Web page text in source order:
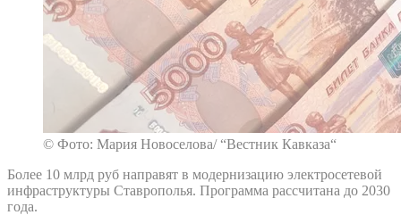
© Фото: Мария Новоселова/ “Вестник Кавказа“
Более 10 млрд руб направят в модернизацию электросетевой
инфраструктуры Ставрополья. Программа рассчитана до 2030
года.